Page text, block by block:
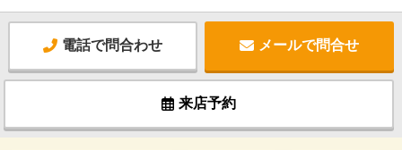
電話で問合わせ メールで問合せ
来店予約